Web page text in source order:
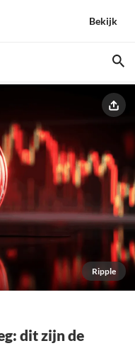
Bekijk
Ripple
dit zijn de